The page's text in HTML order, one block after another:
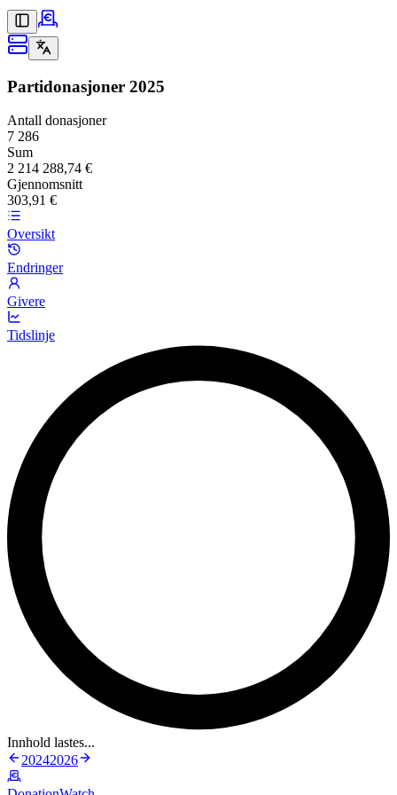
Partidonasjoner 2025
Antall donasjoner
7 286
Sum
2 214 288,74 €
Gjennomsnitt
303,91 €
Oversikt
Endringer
Givere
Tidslinje
Innhold lastes...
20242026